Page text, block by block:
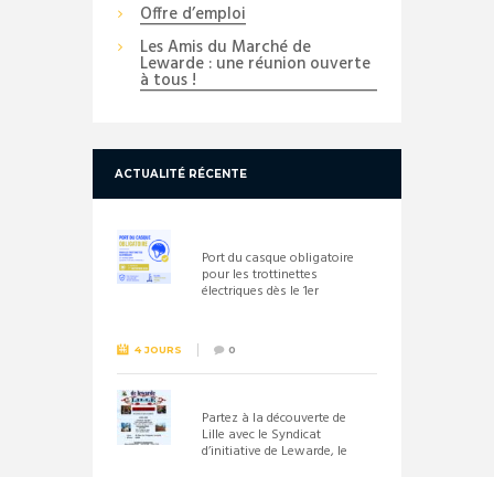
Offre d’emploi
Les Amis du Marché de
Lewarde : une réunion ouverte
à tous !
ACTUALITÉ RÉCENTE
Port du casque obligatoire
pour les trottinettes
électriques dès le 1er
4 JOURS 0
Partez à la découverte de
Lille avec le Syndicat
d’initiative de Lewarde, le